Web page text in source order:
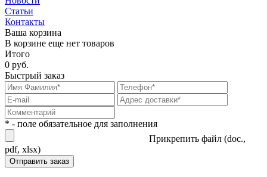
Статьи
Контакты
Ваша корзина
В корзине еще нет товаров
Итого
0 руб.
Быстрый заказ
* - поле обязательное для заполнения
Прикрепить файл (doc.,
pdf, xlsx)